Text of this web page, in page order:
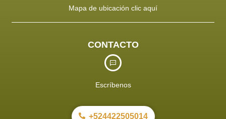
Mapa de ubicación clic aquí
CONTACTO
Escríbenos
+524422505014